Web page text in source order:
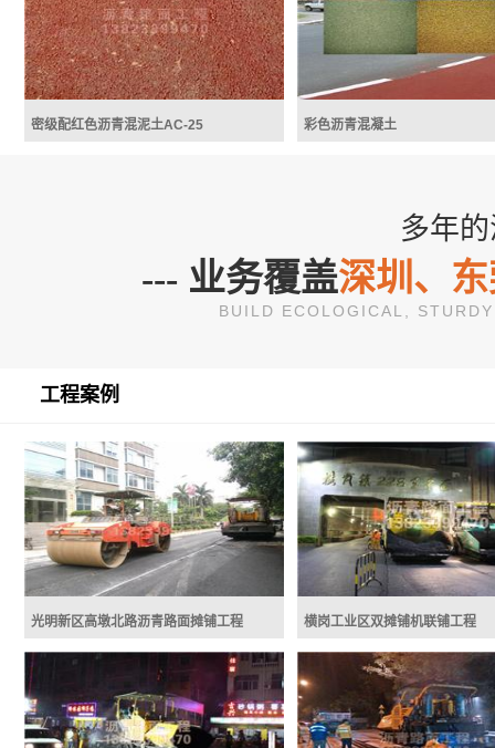
人行绿道彩色沥青
外掺剂（改性剂），或采取
氧化加工等措施，使沥青或
的性能得以改善制...
改性沥青混凝土AC-13
密级配红色沥青混泥土AC-25
彩色沥青混凝土
路服务区等重载交通路面。
又叫彩色胶结料，是筑路
种，...
多年
--- 业务覆盖深圳、
BUILD ECOLOGICAL,
工程案例
光明新区高墩北路沥青路面摊铺工程
摊铺工程离墩北路位于光明新区塘尾社
区展委会门口，是塘尾社区的主要道路
方案
横岗工业区双摊铺机联铺工程